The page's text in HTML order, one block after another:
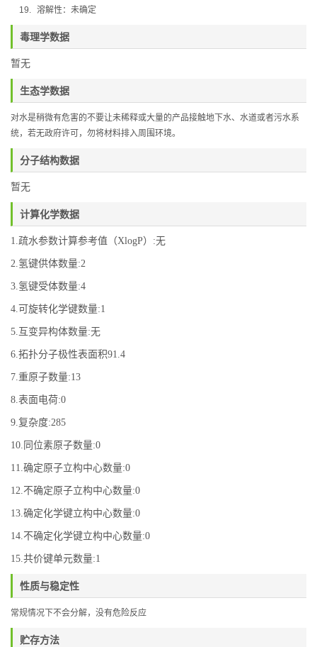
19. 溶解性：未确定
毒理学数据
暂无
生态学数据
对水是稍微有危害的不要让未稀释或大量的产品接触地下水、水道或者污水系
统，若无政府许可，勿将材料排入周围环境。
分子结构数据
暂无
计算化学数据
1.疏水参数计算参考值（XlogP）:无
2.氢键供体数量:2
3.氢键受体数量:4
4.可旋转化学键数量:1
5.互变异构体数量:无
6.拓扑分子极性表面积91.4
7.重原子数量:13
8.表面电荷:0
9.复杂度:285
10.同位素原子数量:0
11.确定原子立构中心数量:0
12.不确定原子立构中心数量:0
13.确定化学键立构中心数量:0
14.不确定化学键立构中心数量:0
15.共价键单元数量:1
性质与稳定性
常规情况下不会分解，没有危险反应
贮存方法